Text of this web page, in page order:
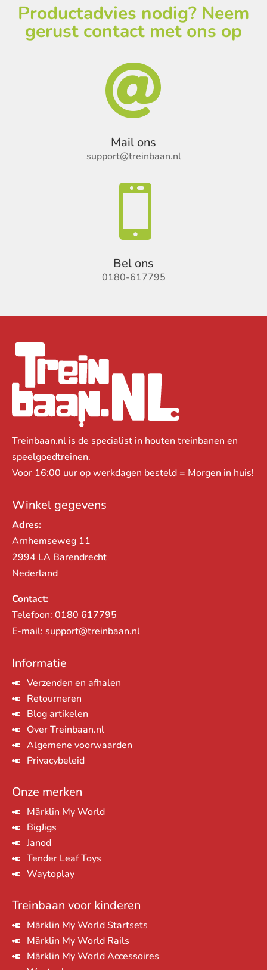
Productadvies nodig? Neem
gerust contact met ons op

Mail ons
support@treinbaan.nl

Bel ons
0180-617795
Treinbaan.nl is de specialist in houten treinbanen en
speelgoedtreinen.
Voor 16:00 uur op werkdagen besteld = Morgen in huis!
Winkel gegevens
Adres:
Arnhemseweg 11
2994 LA Barendrecht
Nederland
Contact:
Telefoon: 0180 617795
E-mail: support@treinbaan.nl
Informatie
Verzenden en afhalen
Retourneren
Blog artikelen
Over Treinbaan.nl
Algemene voorwaarden
Privacybeleid
Onze merken
Märklin My World
BigJigs
Janod
Tender Leaf Toys
Waytoplay
Treinbaan voor kinderen
Märklin My World Startsets
Märklin My World Rails
Märklin My World Accessoires